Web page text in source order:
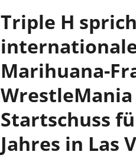
Triple H
Marihuana-
WrestleMania
Startschuss
Jahres in Las